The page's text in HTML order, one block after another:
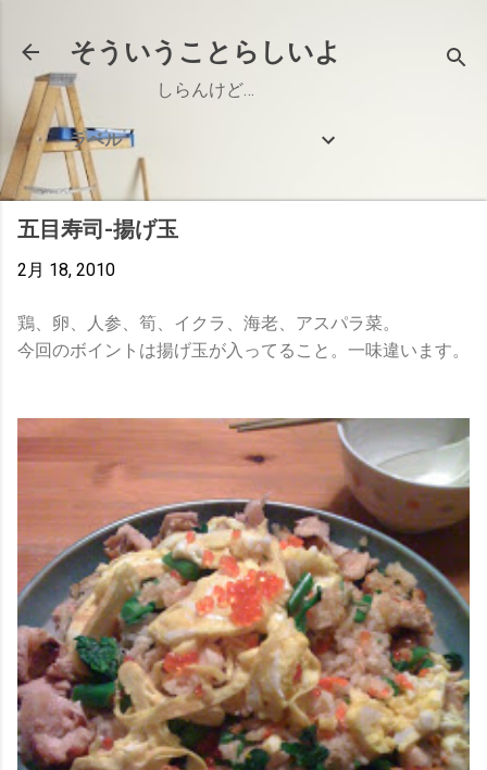
そういうことらしいよ
しらんけど…
ラベル
五目寿司-揚げ玉
2月 18, 2010
鶏、卵、人参、筍、イクラ、海老、アスパラ菜。
今回のボイントは揚げ玉が入ってること。一味違います。